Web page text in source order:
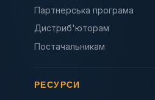
Партнерська програма
Дистриб'юторам
Постачальникам
РЕСУРСИ